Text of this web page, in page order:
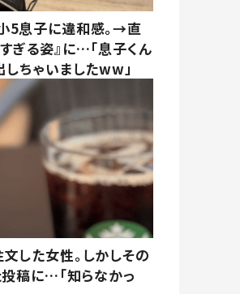
5息子に違和感。→直
ぎる姿』に…「息子くん
ちゃいましたww」
した女性。しかしその
稿に…「知らなかっ